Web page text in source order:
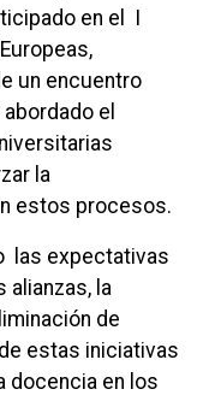
en el I
un encuentro
el
la
estos procesos.
las expectativas
alianzas, la
de
estas iniciativas
docencia en los